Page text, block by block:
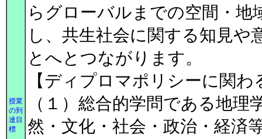
授業
の到
達目
標
らグローバルまでの空間・地
し、共生社会に関する知見
とへとつながります。
【ディプロマポリシーに関わ
（１）総合的学問である地
然・文化・社会・政治・経済